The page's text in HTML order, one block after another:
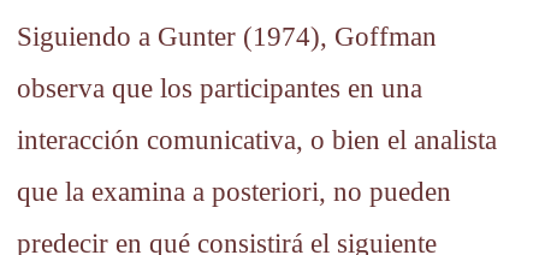
Siguiendo a Gunter (1974), Goffman
observa que los participantes en una
interacción comunicativa, o bien el analista
que la examina a posteriori, no pueden
predecir en qué consistirá el siguiente